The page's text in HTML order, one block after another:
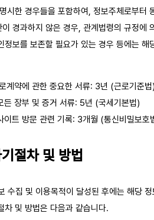
시한 경우들을 포함하여, 정보주체로부터
경과하지 않은 경우, 관계법령의 규정에
정보를 보존할 필요가 있는 경우 등에는 해
계약에 관한 중요한 서류: 3년 (근로기준법
든 장부 및 증거 서류: 5년 (국세기본법)
이트 방문 관련 기록: 3개월 (통신비밀보호
절차 및 방법
수집 및 이용목적이 달성된 후에는 해당 정
차 및 방법은 다음과 같습니다.